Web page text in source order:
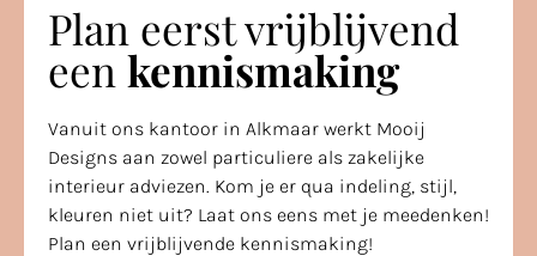
Plan eerst vrijblijvend
een kennismaking
Vanuit ons kantoor in Alkmaar werkt Mooij
Designs aan zowel particuliere als zakelijke
interieur adviezen. Kom je er qua indeling, stijl,
kleuren niet uit? Laat ons eens met je meedenken!
Plan een vrijblijvende kennismaking!